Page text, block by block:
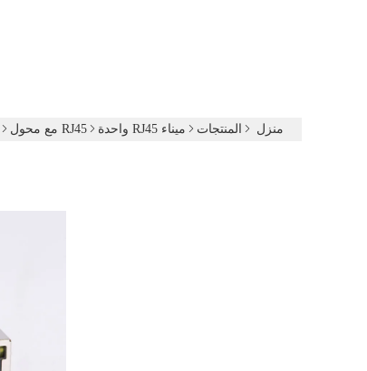
منزل المنتجات ميناء RJ45 واحدة RJ45 مع محول